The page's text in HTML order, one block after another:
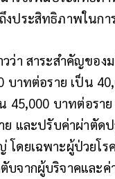
งประสิทธิภาพในกา
วว่า สาระสำคัญขอ
บาทต่อราย เป็น
45,000 บาทต่อรา
ย และปรับค่าผ่าตัด
ดยเฉพาะผู้ป่วยโร
บจากผู้บริจาคและ